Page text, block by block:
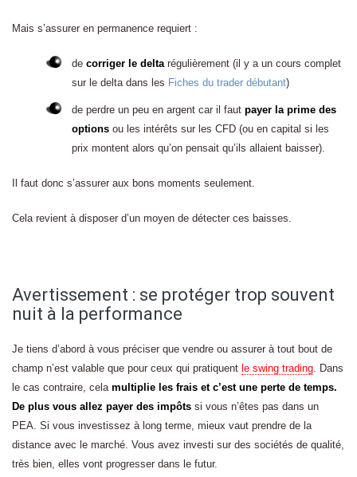
Mais s’assurer en permanence requiert :
de corriger le delta régulièrement (il y a un cours complet
sur le delta dans les Fiches du trader débutant)
de perdre un peu en argent car il faut payer la prime des
options ou les intérêts sur les CFD (ou en capital si les
prix montent alors qu’on pensait qu’ils allaient baisser).
Il faut donc s’assurer aux bons moments seulement.
Cela revient à disposer d’un moyen de détecter ces baisses.
Avertissement : se protéger trop souvent
nuit à la performance
Je tiens d’abord à vous préciser que vendre ou assurer à tout bout de
champ n’est valable que pour ceux qui pratiquent le swing trading . Dans
le cas contraire, cela multiplie les frais et c’est une perte de temps.
De plus vous allez payer des impôts si vous n’êtes pas dans un
PEA. Si vous investissez à long terme, mieux vaut prendre de la
distance avec le marché. Vous avez investi sur des sociétés de qualité,
très bien, elles vont progresser dans le futur.